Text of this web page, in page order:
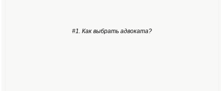
#1. Как выбрать адвоката?